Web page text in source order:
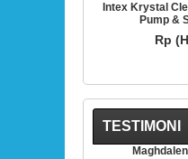
2150 GPH Sand Filter
Intex
TESTIMONI